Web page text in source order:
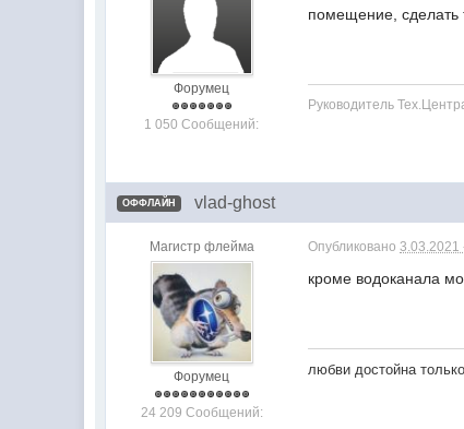
Форумец
1 050 Сообщений:
помещение, сделать
Руководитель
ОФФЛАЙН vlad-ghost
Магистр флейма
Форумец
24 209 Сообщений:
Опубликовано3.03.2021
кроме водоканала
любви достойна